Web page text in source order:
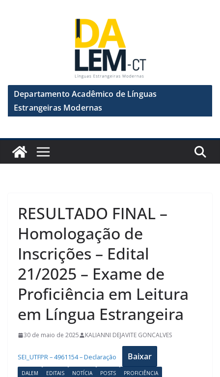
Departamento Acadêmico de Línguas
Estrangeiras Modernas
RESULTADO FINAL –
Homologação de
Inscrições – Edital
21/2025 – Exame de
Proficiência em Leitura
em Língua Estrangeira
30 de maio de 2025 KALIANNI DEJAVITE GONCALVES
SEI_UTFPR – 4961154 – Declaração Baixar
DALEM EDITAIS NOTÍCIA POSTS
PROFICIÊNCIA